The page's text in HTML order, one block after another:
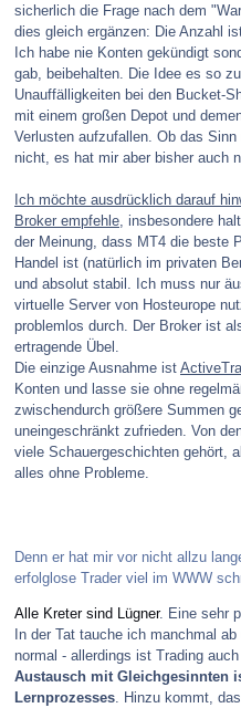
sicherlich die Frage nach dem
dies gleich ergänzen: Die Anzahl
Ich habe nie Konten gekündigt
gab, beibehalten. Die Idee es so
Unauffälligkeiten bei den Bucket-
mit einem großen Depot und
Verlusten aufzufallen. Ob das
nicht, es hat mir aber bisher auch
Ich möchte ausdrücklich darauf
Broker empfehle, insbesondere
der Meinung, dass MT4 die beste
Handel ist (natürlich im privaten
und absolut stabil. Ich muss nur
virtuelle Server von Hosteurope
problemlos durch. Der Broker ist
ertragende Übel.
Die einzige Ausnahme ist
Konten und lasse sie ohne
zwischendurch größere Summen
uneingeschränkt zufrieden. Von
viele Schauergeschichten gehört,
alles ohne Probleme.
Denn er hat mir vor nicht allzu
erfolglose Trader viel im WWW
Alle Kreter sind Lügner. Eine sehr
In der Tat tauche ich manchmal
normal - allerdings ist Trading
Austausch mit Gleichgesinnten
Lernprozesses. Hinzu kommt,